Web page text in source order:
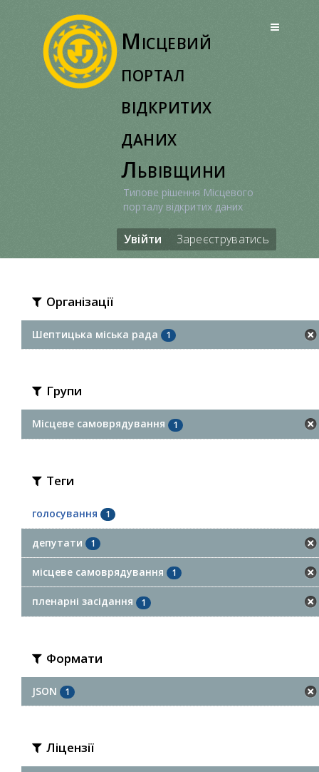
Місцевий
портал
відкритих
даних
Львівщини
Типове рішення Місцевого
порталу відкритих даних
Увійти Зареєструватись
Організації
Шептицька міська рада 1
Групи
Місцеве самоврядування 1
Теги
голосування 1
депутати 1
місцеве самоврядування 1
пленарні засідання 1
Формати
JSON 1
Ліцензії